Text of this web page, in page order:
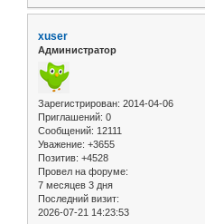
xuser
Администратор
Зарегистрирован: 2014-04-06
Приглашений: 0
Сообщений: 12111
Уважение: +3655
Позитив: +4528
Провел на форуме:
7 месяцев 3 дня
Последний визит:
2026-07-21 14:23:53